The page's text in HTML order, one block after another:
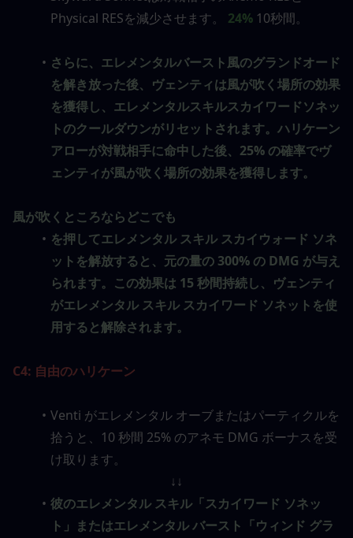
Physical RESを減少させます。 24% 10秒間。
さらに、エレメンタルバースト風のグランドオード
を解き放った後、ヴェンティは風が吹く場所の効果
を獲得し、エレメンタルスキルスカイワードソネッ
トのクールダウンがリセットされます。ハリケーン
アローが対戦相手に命中した後、25% の確率でヴ
ェンティが風が吹く場所の効果を獲得します。
風が吹くところならどこでも
を押してエレメンタル スキル スカイウォード ソネ
ットを解放すると、元の量の 300% の DMG が与え
られます。この効果は 15 秒間持続し、ヴェンティ
がエレメンタル スキル スカイワード ソネットを使
用すると解除されます。
C4: 自由のハリケーン
Venti がエレメンタル オーブまたはパーティクルを
拾うと、10 秒間 25% のアネモ DMG ボーナスを受
け取ります。
↓↓
彼のエレメンタル スキル「スカイワード ソネッ
ト」またはエレメンタル バースト「ウィンド グラ